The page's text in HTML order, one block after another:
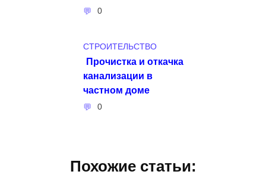
0
СТРОИТЕЛЬСТВО
Прочистка и откачка
канализации в
частном доме
0
Похожие статьи: